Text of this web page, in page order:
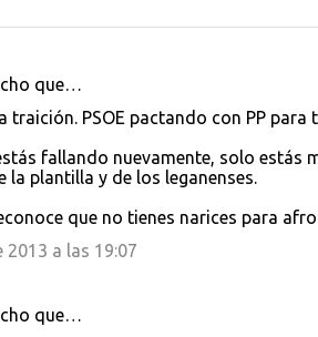
que…
traición. PSOE pactando con PP
fallando nuevamente, solo estás
la plantilla y de los leganenses.
que no tienes narices para
2013 a las 19:07
que…